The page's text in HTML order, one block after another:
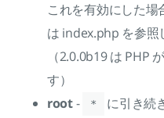
これを有効にした場
は index.php を参照
（2.0.0b19 は PHP
す）
root- *
に引き続